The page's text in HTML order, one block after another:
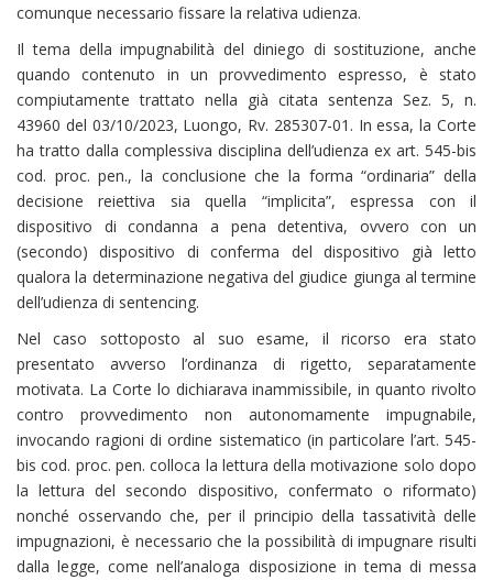
comunque necessario fissare la relativa udienza.
Il tema della impugnabilità del diniego di sostituzione, anche
quando contenuto in un provvedimento espresso, è stato
compiutamente trattato nella già citata sentenza Sez. 5, n.
43960 del 03/10/2023, Luongo, Rv. 285307-01. In essa, la Corte
ha tratto dalla complessiva disciplina dell’udienza ex art. 545-bis
cod. proc. pen., la conclusione che la forma “ordinaria” della
decisione reiettiva sia quella “implicita”, espressa con il
dispositivo di condanna a pena detentiva, ovvero con un
(secondo) dispositivo di conferma del dispositivo già letto
qualora la determinazione negativa del giudice giunga al termine
dell’udienza di sentencing.
Nel caso sottoposto al suo esame, il ricorso era stato
presentato avverso l’ordinanza di rigetto, separatamente
motivata. La Corte lo dichiarava inammissibile, in quanto rivolto
contro provvedimento non autonomamente impugnabile,
invocando ragioni di ordine sistematico (in particolare l’art. 545-
bis cod. proc. pen. colloca la lettura della motivazione solo dopo
la lettura del secondo dispositivo, confermato o riformato)
nonché osservando che, per il principio della tassatività delle
impugnazioni, è necessario che la possibilità di impugnare risulti
dalla legge, come nell’analoga disposizione in tema di messa